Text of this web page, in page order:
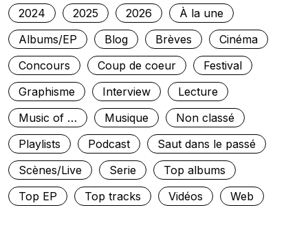
2024
2025 2026
À la une
Albums/EP
Blog Brèves
Cinéma
Concours
Coup de coeur
Festival
Graphisme
Interview
Lecture
Music of …
Musique
Non classé
Playlists
Podcast
Saut dans le passé
Scènes/Live
Serie
Top albums
Top EP
Top tracks Vidéos Web